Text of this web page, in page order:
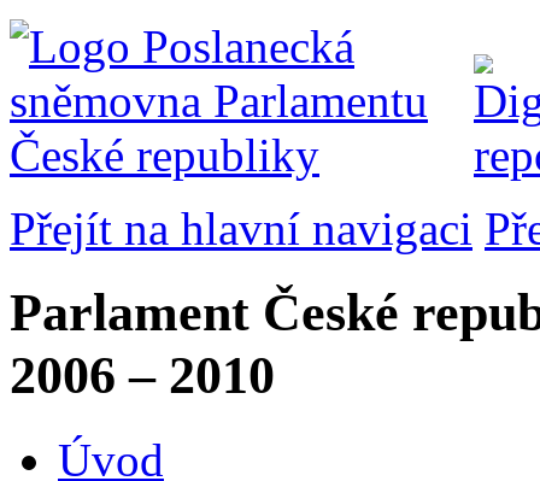
Přejít na hlavní navigaci
Parlament České
2006 – 2010
Úvod